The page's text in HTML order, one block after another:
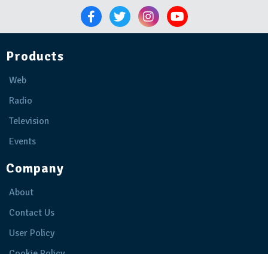
Products
Web
Radio
Television
Events
Company
About
Contact Us
User Policy